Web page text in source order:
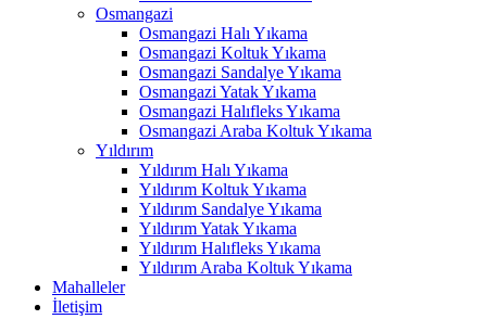
panel
panel
Osmangazi
Osmangazi Halı Yıkama
Osmangazi Koltuk Yıkama
Osmangazi Sandalye Yıkama
Osmangazi Yatak Yıkama
Osmangazi Halıfleks Yıkama
Osmangazi Araba Koltuk Yıkama
Yıldırım
Yıldırım Halı Yıkama
Yıldırım Koltuk Yıkama
Yıldırım Sandalye Yıkama
Yıldırım Yatak Yıkama
Yıldırım Halıfleks Yıkama
Yıldırım Araba Koltuk Yıkama
Mahalleler
İletişim